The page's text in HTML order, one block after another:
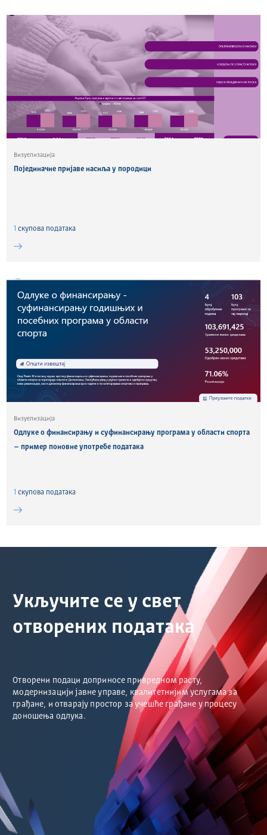
Визуелизација
Појединачне пријаве насиља у породици
1 скуповa података
Визуелизација
Одлуке о финансирању и суфинансирању програма у области спорта
– пример поновне употребе података
1 скуповa података
Укључите се у свет
отворених података
Отворени подаци доприносе привредном расту,
модернизацији јавне управе, квалитетнијим услугама за
грађане, и отварају простор за учешће грађане у процесу
доношења одлука.